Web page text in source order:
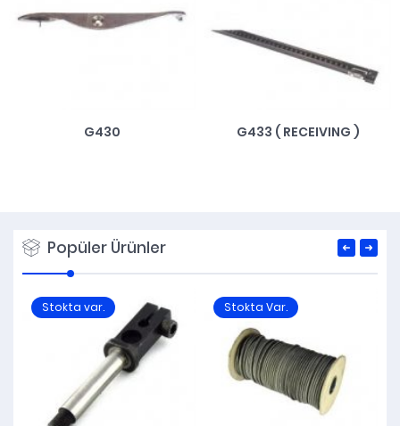
G430 G433 ( RECEIVING )
Popüler Ürünler
Stokta var. Stokta Var.